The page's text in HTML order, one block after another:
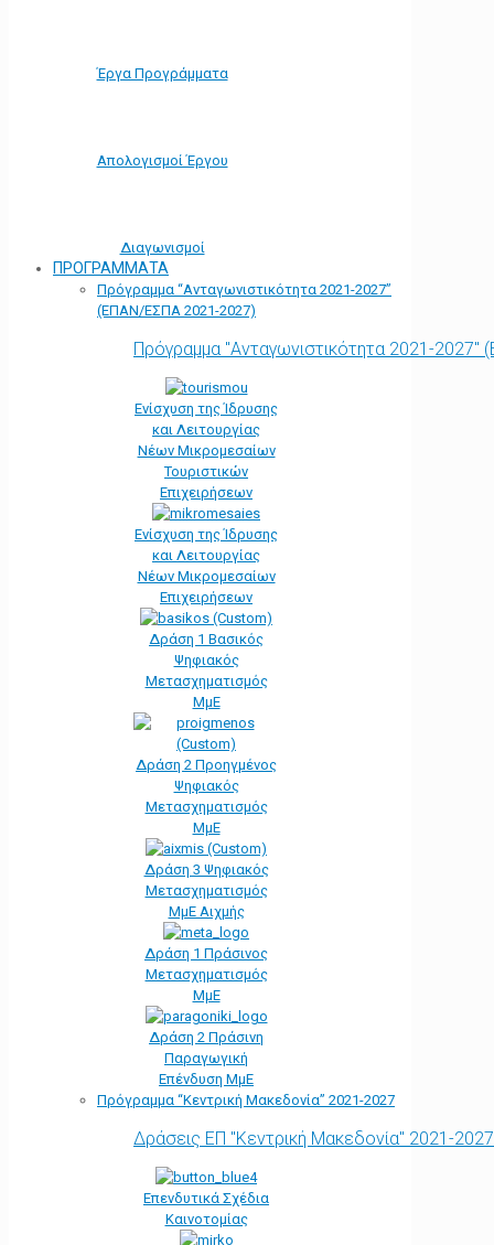
Έργα Προγράμματα
Απολογισμοί Έργου
Διαγωνισμοί
ΠΡΟΓΡΑΜΜΑΤΑ
Πρόγραμμα “Ανταγωνιστικότητα 2021-2027”
(ΕΠΑΝ/ΕΣΠΑ 2021-2027)
Πρόγραμμα "Ανταγωνιστικότητα 2021-
Ενίσχυση της Ίδρυσης
και Λειτουργίας
Νέων Μικρομεσαίων
Τουριστικών
Επιχειρήσεων
Ενίσχυση της Ίδρυσης
και Λειτουργίας
Νέων Μικρομεσαίων
Επιχειρήσεων
Δράση 1 Βασικός
Ψηφιακός
Μετασχηματισμός
ΜμΕ
Δράση 2 Προηγμένος
Ψηφιακός
Μετασχηματισμός
ΜμΕ
Δράση 3 Ψηφιακός
Μετασχηματισμός
ΜμΕ Αιχμής
Δράση 1 Πράσινος
Μετασχηματισμός
ΜμΕ
Δράση 2 Πράσινη
Παραγωγική
Επένδυση ΜμΕ
Πρόγραμμα “Κεντρική Μακεδονία” 2021-2027
Δράσεις ΕΠ "Κεντρική Μακεδονία" 2021-2027
Επενδυτικά Σχέδια
Καινοτομίας